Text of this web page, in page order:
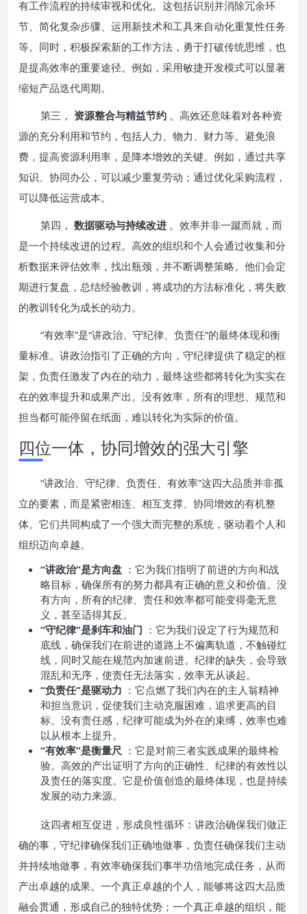
有工作流程的持续审视和优化。这包括识别并消除冗余环
节、简化复杂步骤、运用新技术和工具来自动化重复性任务
等。同时，积极探索新的工作方法，勇于打破传统思维，也
是提高效率的重要途径。例如，采用敏捷开发模式可以显著
缩短产品迭代周期。
第三， 资源整合与精益节约 。高效还意味着对各种资
源的充分利用和节约，包括人力、物力、财力等。避免浪
费，提高资源利用率，是降本增效的关键。例如，通过共享
知识、协同办公，可以减少重复劳动；通过优化采购流程，
可以降低运营成本。
第四， 数据驱动与持续改进 。效率并非一蹴而就，而
是一个持续改进的过程。高效的组织和个人会通过收集和分
析数据来评估效率，找出瓶颈，并不断调整策略。他们会定
期进行复盘，总结经验教训，将成功的方法标准化，将失败
的教训转化为成长的动力。
“有效率”是“讲政治、守纪律、负责任”的最终体现和衡
量标准。讲政治指引了正确的方向，守纪律提供了稳定的框
架，负责任激发了内在的动力，最终这些都将转化为实实在
在的效率提升和成果产出。没有效率，所有的理想、规范和
担当都可能停留在纸面，难以转化为实际的价值。
四位一体，协同增效的强大引擎
“讲政治、守纪律、负责任、有效率”这四大品质并非孤
立的要素，而是紧密相连、相互支撑、协同增效的有机整
体。它们共同构成了一个强大而完整的系统，驱动着个人和
组织迈向卓越。
“讲政治”是方向盘 ：它为我们指明了前进的方向和战
略目标，确保所有的努力都具有正确的意义和价值。没
有方向，所有的纪律、责任和效率都可能变得毫无意
义，甚至适得其反。
“守纪律”是刹车和油门 ：它为我们设定了行为规范和
底线，确保我们在前进的道路上不偏离轨道，不触碰红
线，同时又能在规范内加速前进。纪律的缺失，会导致
混乱和无序，使责任无法落实，效率无从谈起。
“负责任”是驱动力 ：它点燃了我们内在的主人翁精神
和担当意识，促使我们主动克服困难，追求更高的目
标。没有责任感，纪律可能成为外在的束缚，效率也难
以从根本上提升。
“有效率”是衡量尺 ：它是对前三者实践成果的最终检
验。高效的产出证明了方向的正确性、纪律的有效性以
及责任的落实度。它是价值创造的最终体现，也是持续
发展的动力来源。
这四者相互促进，形成良性循环：讲政治确保我们做正
确的事，守纪律确保我们正确地做事，负责任确保我们主动
并持续地做事，有效率确保我们事半功倍地完成任务，从而
产出卓越的成果。一个真正卓越的个人，能够将这四大品质
融会贯通，形成自己的独特优势；一个真正卓越的组织，能